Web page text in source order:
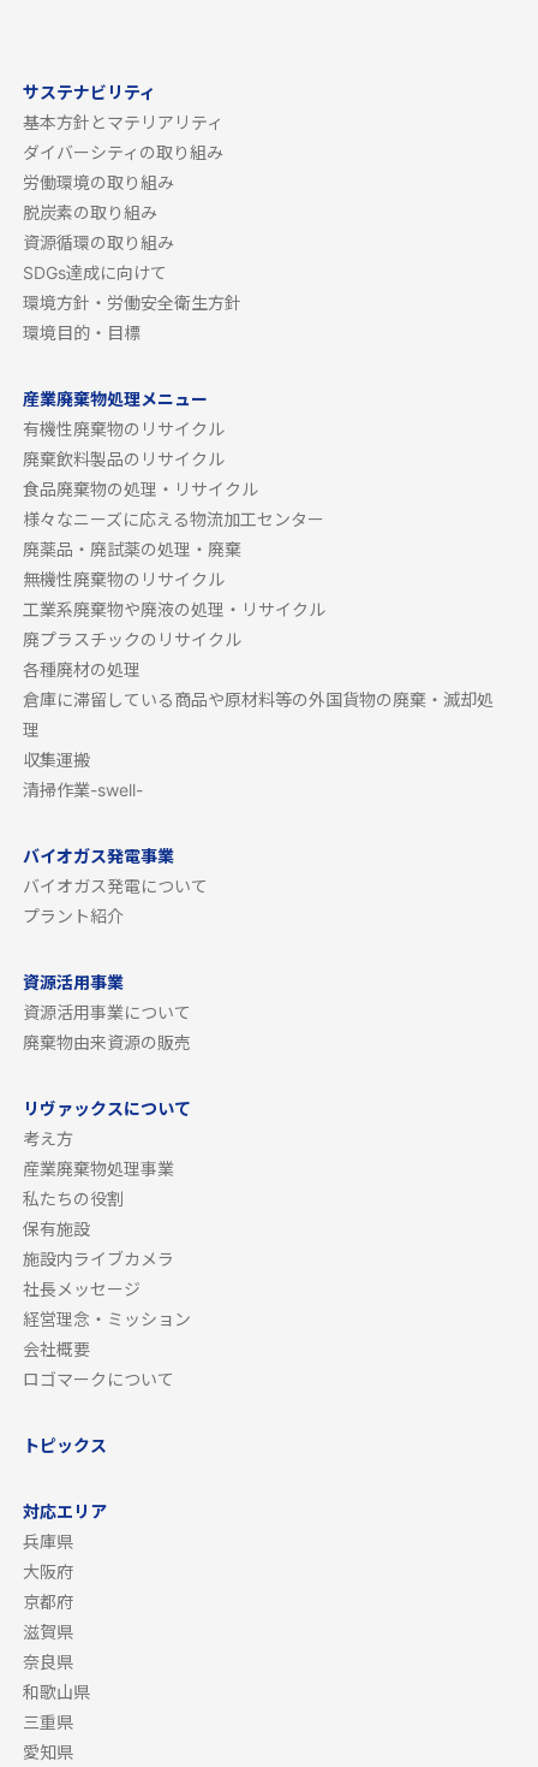
サステナビリティ
基本方針とマテリアリティ
ダイバーシティの取り組み
労働環境の取り組み
脱炭素の取り組み
資源循環の取り組み
SDGs達成に向けて
環境方針・労働安全衛生方針
環境目的・目標
産業廃棄物処理メニュー
有機性廃棄物のリサイクル
廃棄飲料製品のリサイクル
食品廃棄物の処理・リサイクル
様々なニーズに応える物流加工センター
廃薬品・廃試薬の処理・廃棄
無機性廃棄物のリサイクル
工業系廃棄物や廃液の処理・リサイクル
廃プラスチックのリサイクル
各種廃材の処理
倉庫に滞留している商品や原材料等の外国貨物の廃棄・滅却処
理
収集運搬
清掃作業-swell-
バイオガス発電事業
バイオガス発電について
プラント紹介
資源活用事業
資源活用事業について
廃棄物由来資源の販売
リヴァックスについて
考え方
産業廃棄物処理事業
私たちの役割
保有施設
施設内ライブカメラ
社長メッセージ
経営理念・ミッション
会社概要
ロゴマークについて
トピックス
対応エリア
兵庫県
大阪府
京都府
滋賀県
奈良県
和歌山県
三重県
愛知県